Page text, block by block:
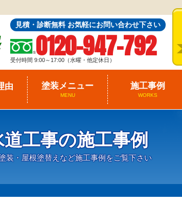
見積・診断無料 お気軽にお問い合わせ下さい
0120-947-792
受付時間 9:00～17:00（水曜・他定休日）
由 塗装メニュー
MENU
施工事例
WORKS
道工事の施工事例
装・屋根塗替えなど施工事例をご覧下さい